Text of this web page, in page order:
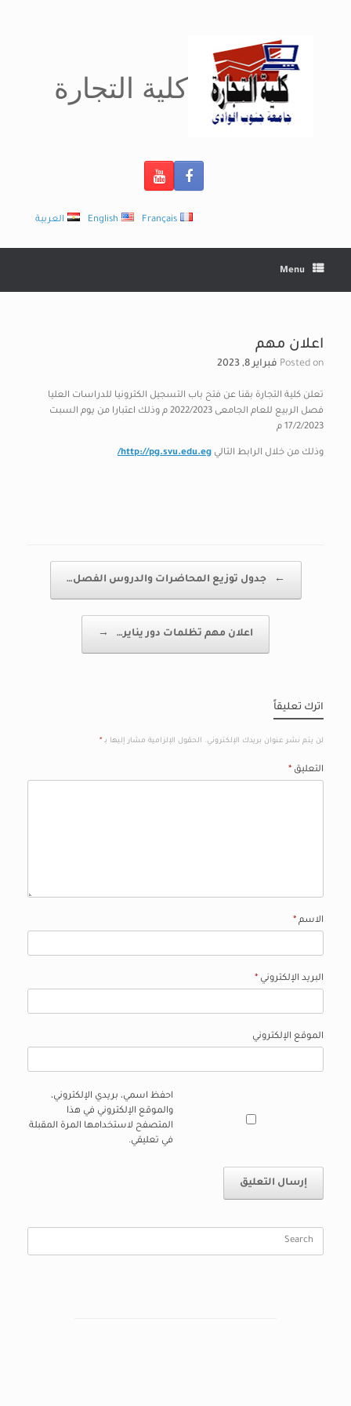
كلية التجارة
العربية English Français
Menu
اعلان مهم
Posted on فبراير 8, 2023
تعلن كلية التجارة بقنا عن فتح باب التسجيل الكترونيا للدراسات العليا
فصل الربيع للعام الجامعى 2022/2023 م وذلك اعتبارا من يوم السبت
17/2/2023 م
وذلك من خلال الرابط التالي http://pg.svu.edu.eg/
← جدول توزيع المحاضرات والدروس الفصل…
اعلان مهم تظلمات دور يناير… →
اترك تعليقاً
لن يتم نشر عنوان بريدك الإلكتروني. الحقول الإلزامية مشار إليها بـ *
التعليق *
الاسم *
البريد الإلكتروني *
الموقع الإلكتروني
احفظ اسمي، بريدي الإلكتروني،
والموقع الإلكتروني في هذا
المتصفح لاستخدامها المرة المقبلة
في تعليقي.